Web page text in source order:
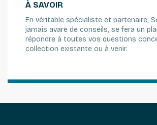
À SAVOIR
En véritable spécialiste et partenaire,
jamais avare de conseils, se fera un
répondre à toutes vos questions
collection existante ou à venir.